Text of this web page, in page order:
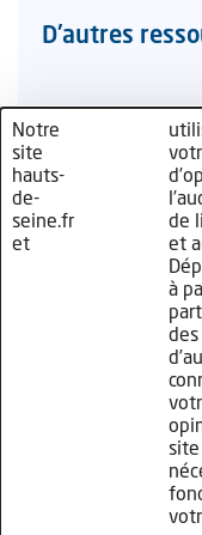
D'autres
Liste complète
adaptées dans
Seine
Politique de
Politique de gestion
Notre
site
hauts-
de-
seine.fr
et
de
et
à
site